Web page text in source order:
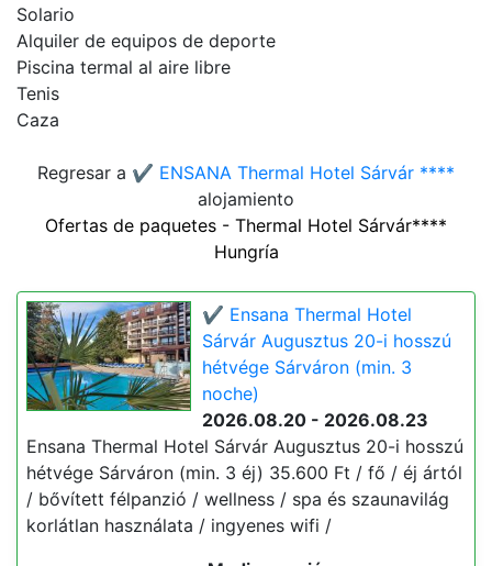
Solario
Alquiler de equipos de deporte
Piscina termal al aire libre
Tenis
Caza
Regresar a ✔️ ENSANA Thermal Hotel Sárvár ****
alojamiento
Ofertas de paquetes - Thermal Hotel Sárvár****
Hungría
✔️ Ensana Thermal Hotel
Sárvár Augusztus 20-i hosszú
hétvége Sárváron (min. 3
noche)
2026.08.20 - 2026.08.23
Ensana Thermal Hotel Sárvár Augusztus 20-i hosszú
hétvége Sárváron (min. 3 éj) 35.600 Ft / fő / éj ártól
/ bővített félpanzió / wellness / spa és szaunavilág
korlátlan használata / ingyenes wifi /